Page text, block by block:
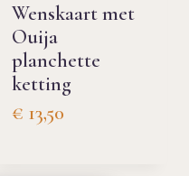
Wenskaart met
Ouija
planchette
ketting
€ 13,50